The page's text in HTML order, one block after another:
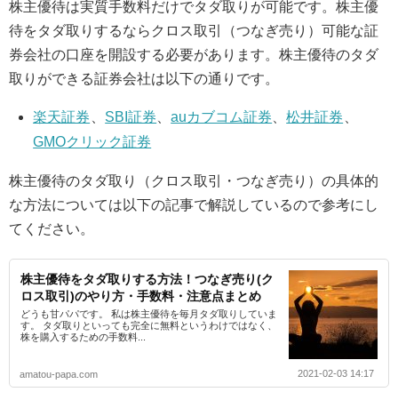
株主優待は実質手数料だけでタダ取りが可能です。株主優
待をタダ取りするならクロス取引（つなぎ売り）可能な証
券会社の口座を開設する必要があります。株主優待のタダ
取りができる証券会社は以下の通りです。
楽天証券 SBI証券 、auカブコム証券 、松井証券
GMOクリック証券
株主優待のタダ取り（クロス取引・つなぎ売り）の具体的
な方法については以下の記事で解説しているので参考にし
てください。
株主優待をタダ取りする方法！つなぎ売り(ク
ロス取引)のやり方・手数料・注意点まとめ
どうも甘パパです。 私は株主優待を毎月タダ取りしていま
す。 タダ取りといっても完全に無料というわけではなく、
株を購入するための手数料...
amatou-papa.com 2021-02-03 14:17